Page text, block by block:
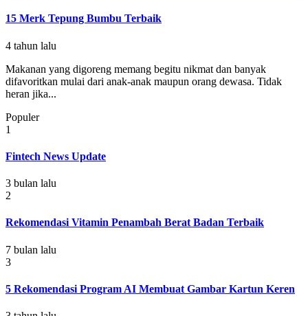
15 Merk Tepung Bumbu Terbaik
4 tahun lalu
Makanan yang digoreng memang begitu nikmat dan banyak
difavoritkan mulai dari anak-anak maupun orang dewasa. Tidak
heran jika...
Populer
1
Fintech News Update
3 bulan lalu
2
Rekomendasi Vitamin Penambah Berat Badan Terbaik
7 bulan lalu
3
5 Rekomendasi Program AI Membuat Gambar Kartun Keren